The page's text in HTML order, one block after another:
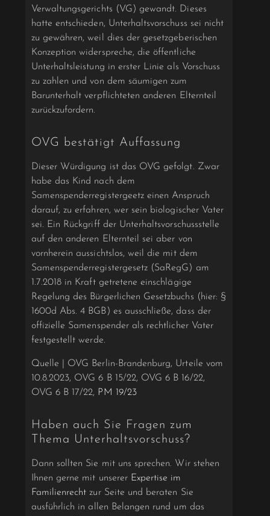
Verwaltungsgerichts (VG) gewandt. Dieses
hatte entschieden, Unterhaltsvorschuss sei nicht
zu gewähren, weil dies der gesetzgeberischen
Konzeption widerspreche, die öffentliche
Unterhaltsleistung in erster Linie als Vorschuss
zu zahlen und von dem säumigen zum
Barunterhalt verpflichteten anderen Elternteil
zurückzufordern.
OVG bestätigt Auffassung
Dieser Würdigung ist das OVG gefolgt. Zwar
habe das Kind nach dem
Samenspenderregistergeetz einen Anspruch
darauf, zu erfahren, wer sein biologischer Vater
sei. Ein Rückgriff der Unterhaltsvorschussstelle
auf den anderen Elternteil sei aber von
vornherein aussichtslos, weil die mit dem
Samenspenderregistergesetz (SaRegG) am
1.7.2018 in Kraft getretene einschlägige
Regelung des Bürgerlichen Gesetzbuchs (hier: §
1600d Abs. 4 BGB) es ausschließe, dass der
offizielle Samenspender als rechtlicher Vater
festgestellt werde.
Quelle | OVG Berlin-Brandenburg, Urteile vom
10.8.2023, OVG 6 B 15/22, OVG 6 B 16/22,
OVG 6 B 17/22, PM 19/23
Haben auch Sie Fragen zum
Thema Unterhaltsvorschuss?
Dann sollten Sie mit uns sprechen. Wir stehen
Ihnen gerne mit unserer Expertise im
Familienrecht zur Seite und beraten Sie
ausführlich in allen Belangen rund um das